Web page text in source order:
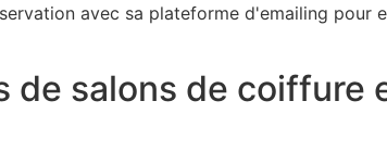
avec sa plateforme d'emailing
de salons de